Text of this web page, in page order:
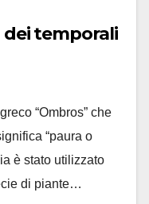
dei temporali
“Ombros” che
“paura o
è stato utilizzato
di piante…